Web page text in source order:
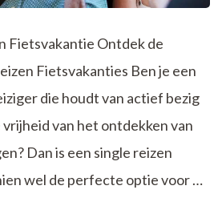
Fietsvakantie Ontdek de
Fietsvakanties Ben je een
die houdt van actief bezig
van het ontdekken van
Dan is een single reizen
wel de perfecte optie voor …